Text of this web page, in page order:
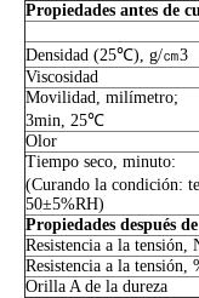
Propiedades antes de
Densidad (25℃), g/㎝3
Viscosidad
Movilidad, milímetro;
3min, 25℃
Olor
Tiempo seco, minuto:
(Curando la condición:
50±5%RH)
Propiedades después
Resistencia a la tensión,
Resistencia a la tensión,
Orilla A de la dureza